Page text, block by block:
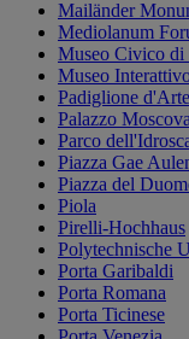
Mailänder
Mediolanum
Museo Civico di
Museo
Padiglione
Palazzo Moscova
Parco
Piazza Gae
Piazza del
Piola
Pirelli-Hochhaus
Polytechnische
Porta Garibaldi
Porta Romana
Porta Ticinese